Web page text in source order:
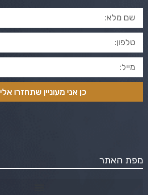
כן אני מעוניין שתחזרו אלי
מפת האתר